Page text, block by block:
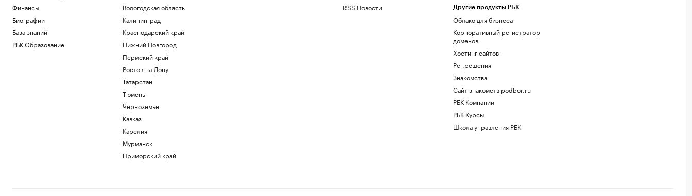
Общество
Почему инвесторы выбирают офисы в
оживленных районах Москвы
РБК и Upside
США восстановили обмен
Военная операция на Украине. Онлайн
публикации о сокращении запасов
Финансы
Биографии
База знаний
РБК Образование
Вологодская область
Калининград
Краснодарский край
Нижний Новгород
Пермский край
Ростов-на-Дону
Татарстан
Тюмень
Черноземье
Кавказ
Карелия
Мурманск
Приморский край
RSS Новости Другие продукты РБК
Облако для бизнеса
Корпоративный регистратор
доменов
Хостинг сайтов
Рег.решения
Знакомства
Сайт знакомств podbor.ru
РБК Компании
РБК Курсы
Школа управления РБК